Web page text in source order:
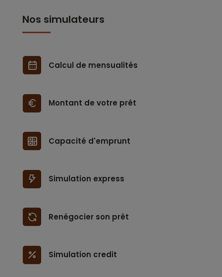
Nos simulateurs
Calcul de mensualités
Montant de votre prêt
Capacité d'emprunt
Simulation express
Renégocier son prêt
Simulation credit